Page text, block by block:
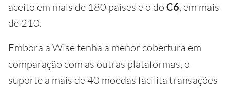
aceito em mais de 180 países e o do C6, em mais
de 210.
Embora a Wise tenha a menor cobertura em
comparação com as outras plataformas, o
suporte a mais de 40 moedas facilita transações